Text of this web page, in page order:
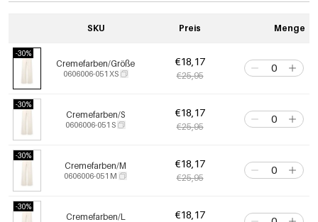
SKU Preis Menge
-30%
Cremefarben/Größe
0606006-051 XS
€18,17
€25,95
-30%
Cremefarben/S
0606006-051 S
€18,17
€25,95
-30%
Cremefarben/M
0606006-051 M
€18,17
€25,95
-30%
Cremefarben/L €18,17